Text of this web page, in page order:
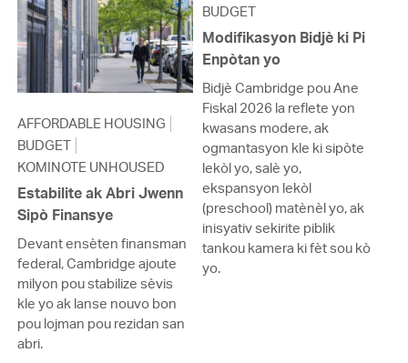
AFFORDABLE HOUSING
BUDGET
KOMINOTE UNHOUSED
Estabilite ak Abri Jwenn
Sipò Finansye
Devant ensèten finansman
federal, Cambridge ajoute
milyon pou stabilize sèvis
kle yo ak lanse nouvo bon
pou lojman pou rezidan san
abri.
BUDGET
Modifikasyon Bidjè ki Pi
Enpòtan yo
Bidjè Cambridge pou Ane
Fiskal 2026 la reflete yon
kwasans modere, ak
ogmantasyon kle ki sipòte
lekòl yo, salè yo,
ekspansyon lekòl
(preschool) matènèl yo, ak
inisyativ sekirite piblik
tankou kamera ki fèt sou kò
yo.